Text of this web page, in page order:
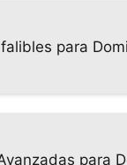
para
para